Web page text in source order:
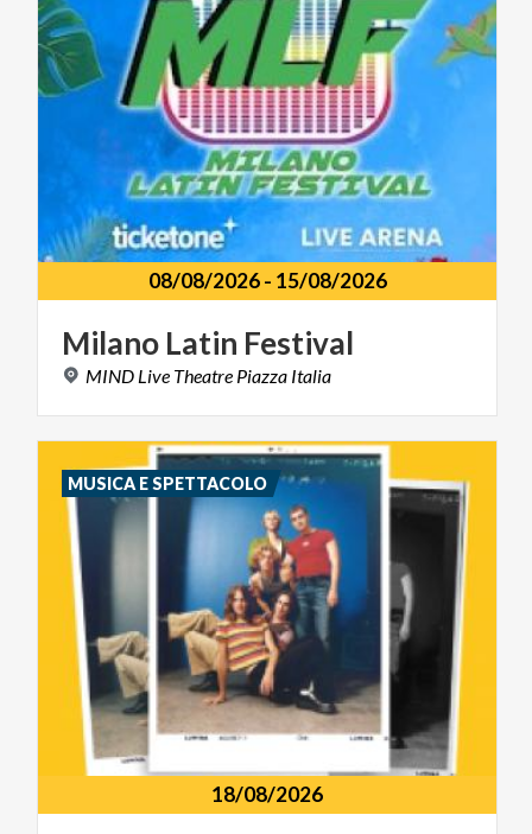
08/08/2026- 15/08/2026
Milano Latin Festival
MIND Live Theatre Piazza Italia
18/08/2026
MUSICA E SPETTACOLO